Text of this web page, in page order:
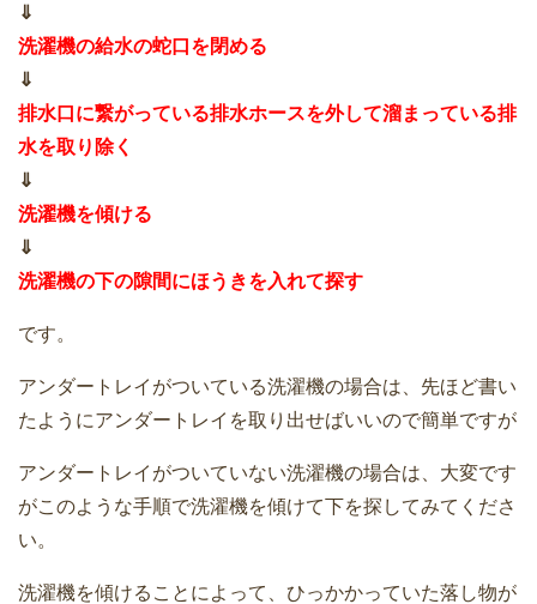
⇓
洗濯機の給水の蛇口を閉める
⇓
排水口に繋がっている排水ホースを外して溜まっている排
水を取り除く
⇓
洗濯機を傾ける
⇓
洗濯機の下の隙間にほうきを入れて探す
です。
アンダートレイがついている洗濯機の場合は、先ほど書い
たようにアンダートレイを取り出せばいいので簡単ですが
アンダートレイがついていない洗濯機の場合は、大変です
がこのような手順で洗濯機を傾けて下を探してみてくださ
い。
洗濯機を傾けることによって、ひっかかっていた落し物が